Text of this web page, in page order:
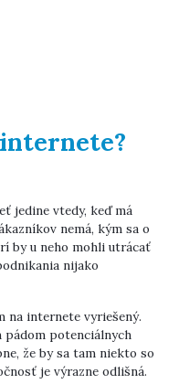
jedine vtedy, keď má
nemá, kým sa o
by u neho mohli utrácať
nijako
na internete vyriešený.
potenciálnych
že by sa tam niekto so
je výrazne odlišná.